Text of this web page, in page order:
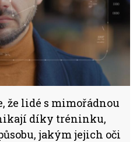
že lidé s mimořádnou
díky tréninku,
jakým jejich oči